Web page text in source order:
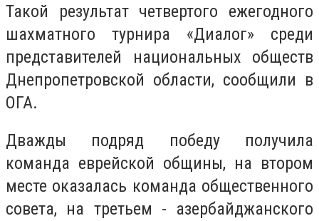
Такой результат четвертого ежегодного
шахматного турнира «Диалог» среди
представителей национальных обществ
Днепропетровской области, сообщили в
ОГА.
Дважды подряд победу получила
команда еврейской общины, на втором
месте оказалась команда общественного
совета, на третьем - азербайджанского